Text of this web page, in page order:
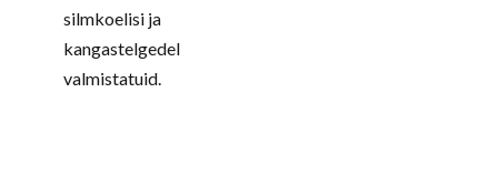
silmkoelisi ja
kangastelgedel
valmistatuid.